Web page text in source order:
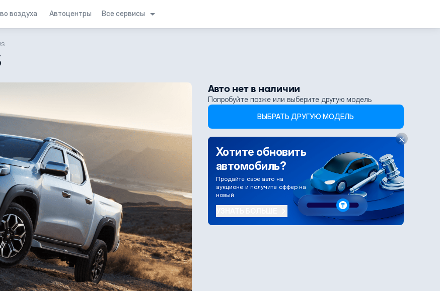
воздуха Автоцентры Все сервисы
Авто нет в наличии
Попробуйте позже или выберите другую модель
ВЫБРАТЬ ДРУГУЮ МОДЕЛЬ
Хотите обновить
автомобиль?
Продайте свое авто на
аукционе и получите оффер на
новый